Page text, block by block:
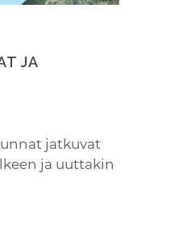
JA
jatkuvat
ja uuttakin